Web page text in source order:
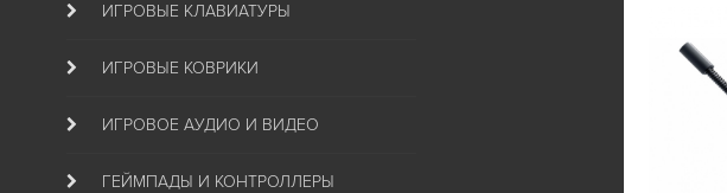
ИГРОВЫЕ КЛАВИАТУРЫ
ИГРОВЫЕ КОВРИКИ
ИГРОВОЕ АУДИО И ВИДЕО
ГЕЙМПАДЫ И КОНТРОЛЛЕРЫ